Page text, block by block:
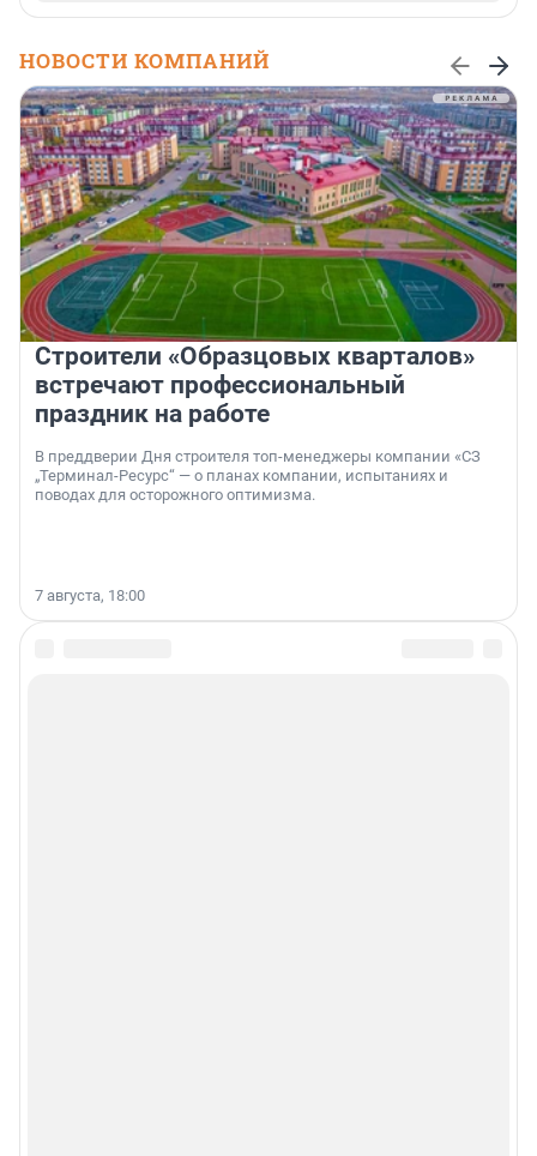
НОВОСТИ КОМПАНИЙ
Строители «Образцовых кварталов»
встречают профессиональный
праздник на работе
В преддверии Дня строителя топ-менеджеры компании «СЗ
„Терминал-Ресурс“ — о планах компании, испытаниях и
поводах для осторожного оптимизма.
7 августа, 18:00